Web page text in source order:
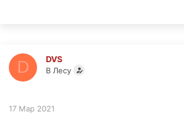
D DVS
В Лесу
17 Мар 2021